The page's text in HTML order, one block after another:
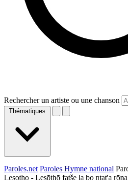
Rechercher un artiste ou une chanson
Thématiques
Paroles.net Paroles Hymne national
Lesotho - Lesōthō fatše la bo ntat'a rōna